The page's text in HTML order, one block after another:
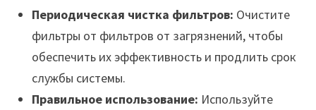
Периодическая чистка фильтров: Очистите
фильтры от фильтров от загрязнений, чтобы
обеспечить их эффективность и продлить срок
службы системы.
Правильное использование: Используйте